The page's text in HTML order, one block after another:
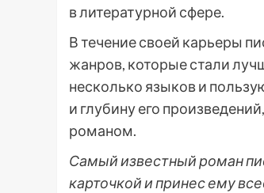
в литературной сфере.
В течение своей карьеры
жанров, которые стали
несколько языков и
и глубину его
романом.
Самый известный роман
карточкой и принес ему